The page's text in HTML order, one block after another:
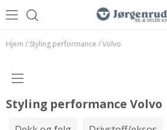
Hjem / Styling performance /Volvo
Styling performance Volvo